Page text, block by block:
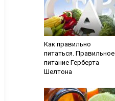
Как правильно
питаться. Правильное
питание Герберта
Шелтона